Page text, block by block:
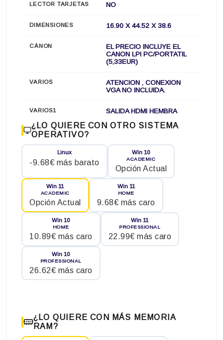
LECTOR TARJETAS NO
DIMENSIONES 16.90 X 44.52 X 38.6
CÁNON
EL PRECIO INCLUYE EL
CANON LPI PC/PORTATIL
(5,33EUR)
VARIOS
ATENCION , CONEXION
VGA NO INCLUIDA.
VARIOS1 SALIDA HDMI HEMBRA
¿LO QUIERE CON OTRO SISTEMA
OPERATIVO?
Linux
-9.68€ más barato
Win 10
ACADEMIC
Opción Actual
Win 11
ACADEMIC
Opción Actual
Win 11
HOME
9.68€ más caro
Win 10
HOME
10.89€ más caro
Win 11
PROFESSIONAL
22.99€ más caro
Win 10
PROFESSIONAL
26.62€ más caro
¿LO QUIERE CON MÁS MEMORIA
RAM?